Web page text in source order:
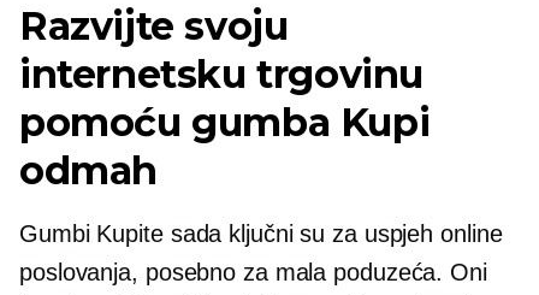
Razvijte svoju
internetsku trgovinu
pomoću gumba Kupi
odmah
Gumbi Kupite sada ključni su za uspjeh online
poslovanja, posebno za mala poduzeća. Oni